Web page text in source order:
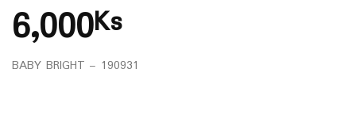
6,000Ks
BABY BRIGHT – 190931